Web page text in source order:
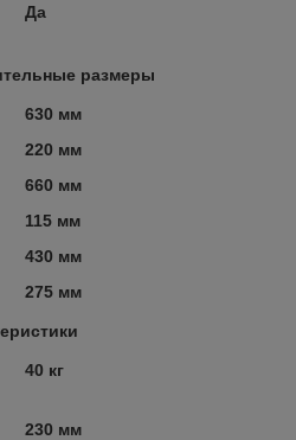
Да
размеры
630 мм
220 мм
660 мм
115 мм
430 мм
275 мм
40 кг
230 мм